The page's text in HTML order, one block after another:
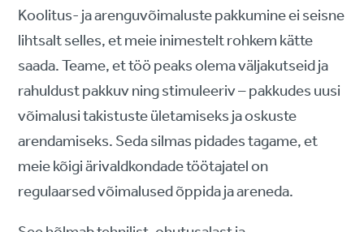
Koolitus- ja arenguvõimaluste pakkumine ei seisne
lihtsalt selles, et meie inimestelt rohkem kätte
saada. Teame, et töö peaks olema väljakutseid ja
rahuldust pakkuv ning stimuleeriv – pakkudes uusi
võimalusi takistuste ületamiseks ja oskuste
arendamiseks. Seda silmas pidades tagame, et
meie kõigi ärivaldkondade töötajatel on
regulaarsed võimalused õppida ja areneda.